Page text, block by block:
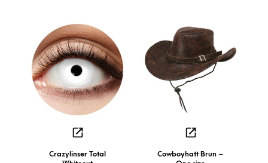
Crazylinser Total
Cowboyhatt Brun –